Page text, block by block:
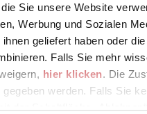
Sie unsere Website
Werbung und Sozialen
geliefert haben oder
Falls Sie mehr
hier klicken. Die
gegeben werden. Falls Sie
der Schaltfläche